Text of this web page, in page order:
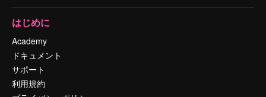
はじめに
Academy
ドキュメント
サポート
利用規約